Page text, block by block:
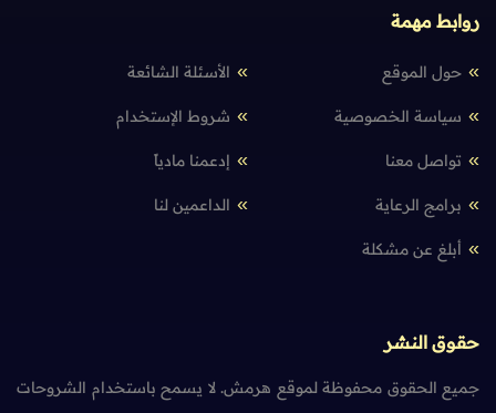
روابط مهمة
حول الموقع الأسئلة الشائعة
سياسة الخصوصية شروط الإستخدام
تواصل معنا إدعمنا مادياً
برامج الرعاية الداعمين لنا
أبلغ عن مشكلة
حقوق النشر
جميع الحقوق محفوظة لموقع هرمش. لا يسمح باستخدام الشروحات